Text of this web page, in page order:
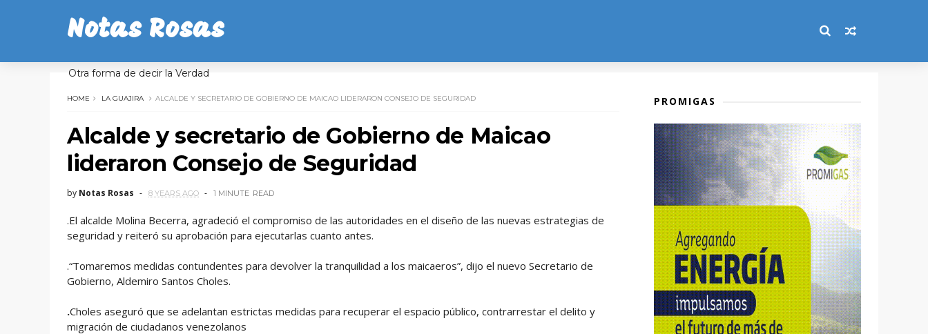
Notas Rosas
Otra forma de decir la Verdad
HOME LA GUAJIRA ALCALDE Y SECRETARIO DE GOBIERNO DE MAICAO LIDERARON CONSEJO DE SEGURIDAD
Alcalde y secretario de Gobierno de Maicao
lideraron Consejo de Seguridad
by Notas Rosas 8 YEARS AGO 1 MINUTE READ
.El alcalde Molina Becerra, agradeció el compromiso de las autoridades en el diseño de las nuevas estrategias de
seguridad y reiteró su aprobación para ejecutarlas cuanto antes.
.“Tomaremos medidas contundentes para devolver la tranquilidad a los maicaeros”, dijo el nuevo Secretario de
Gobierno, Aldemiro Santos Choles.
.Choles aseguró que se adelantan estrictas medidas para recuperar el espacio público, contrarrestar el delito y
migración de ciudadanos venezolanos
PROMIGAS